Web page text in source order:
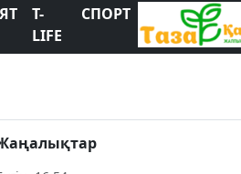
T-
LIFE
СПОРТ